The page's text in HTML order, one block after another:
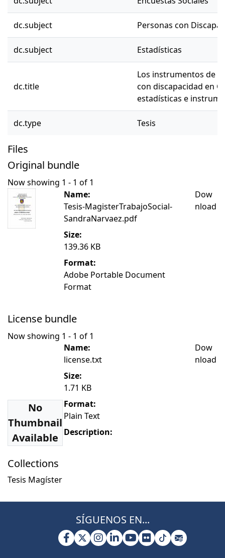
dc.subject Personas con
dc.subject Estadísticas
dc.title
Los instrumentos de
con discapacidad en
estadísticas e
dc.type Tesis
Files
Original bundle
Now showing 1 - 1 of 1
Name:
Tesis-MagisterTrabajoSocial-
SandraNarvaez.pdf
Size:
139.36 KB
Format:
Adobe Portable Document
Format
Dow
nload
License bundle
Now showing 1 - 1 of 1
No
Thumbnail
Available
Name:
license.txt
Size:
1.71 KB
Format:
Plain Text
Description:
Dow
nload
Collections
Tesis Magíster
SÍGUENOS EN...